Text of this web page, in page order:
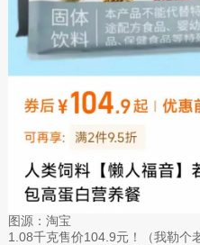
图源：淘宝
1.08千克售价104.9元！（我勒个